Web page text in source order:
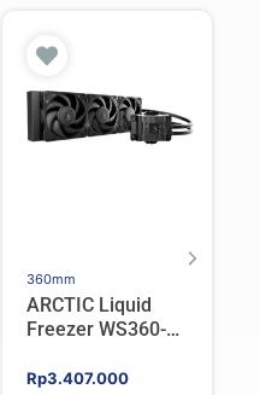
360mm
ARCTIC Liquid
Freezer WS360-
AIO CPU Water
Rp3.407.000